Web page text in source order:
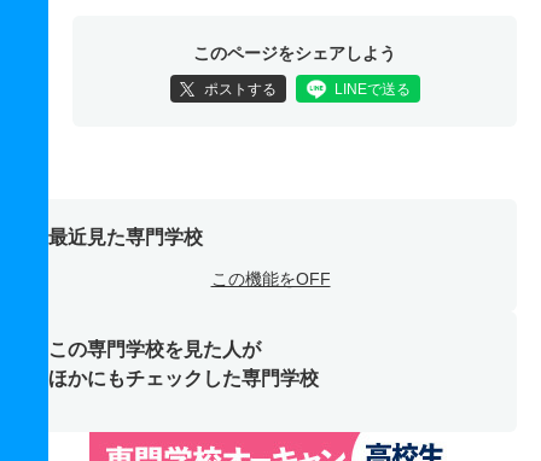
このページをシェアしよう
ポストする LINEで送る
最近見た専門学校
この機能をOFF
この専門学校を見た人が
ほかにもチェックした専門学校